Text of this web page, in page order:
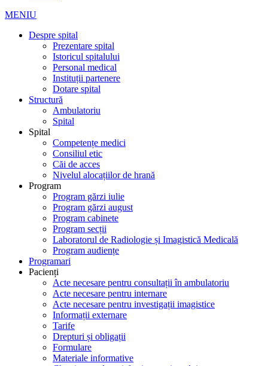
MENIU
Despre spital
Prezentare spital
Istoricul spitalului
Personal medical
Instituții partenere
Dotare spital
Structură
Ambulatoriu
Spital
Spital
Competențe medici
Consiliul etic
Căi de acces
Nivelul alocațiilor de hrană
Program
Program gărzi iulie
Program gărzi august
Program cabinete
Program secții
Laboratorul de Radiologie și Imagistică Medicală
Program audiențe
Programari
Pacienți
Acte necesare pentru consultații în ambulatoriu
Acte necesare pentru internare
Acte necesare pentru investigații imagistice
Informații externare
Tarife
Drepturi și obligații
Formulare
Materiale informative